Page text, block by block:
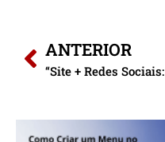
ANTERIOR